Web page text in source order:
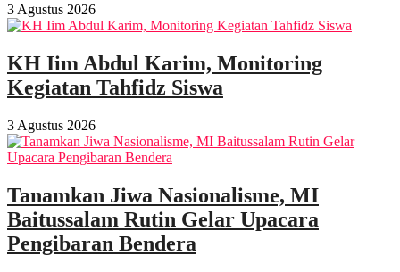
3 Agustus 2026
KH Iim Abdul Karim, Monitoring
Kegiatan Tahfidz Siswa
3 Agustus 2026
Tanamkan Jiwa Nasionalisme, MI
Baitussalam Rutin Gelar Upacara
Pengibaran Bendera